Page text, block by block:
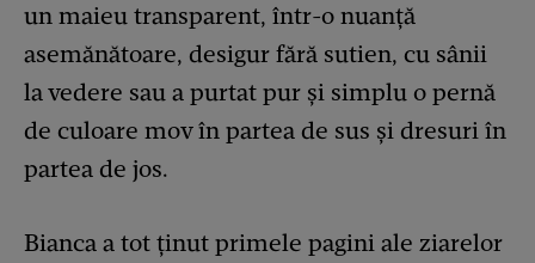
un maieu transparent, într-o nuanță
asemănătoare, desigur fără sutien, cu sânii
la vedere sau a purtat pur și simplu o pernă
de culoare mov în partea de sus și dresuri în
partea de jos.
Bianca a tot ținut primele pagini ale ziarelor